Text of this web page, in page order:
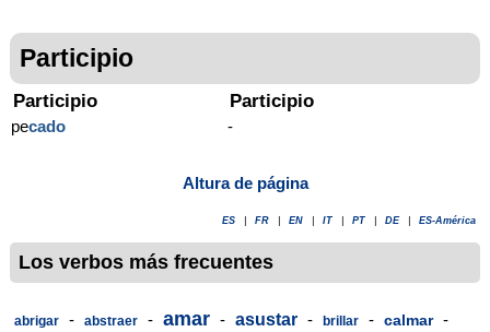
Participio
Participio
pecado
Participio
-
Altura de página
ES FR EN IT PT DE ES-América
Los verbos más frecuentes
abrigar - abstraer - amar - asustar - brillar - calmar -